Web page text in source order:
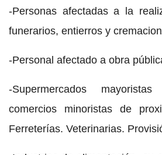
-Personas afectadas a la
funerarios, entierros y
-Personal afectado a obra
-Supermercados
comercios minoristas de
Ferreterías. Veterinarias.